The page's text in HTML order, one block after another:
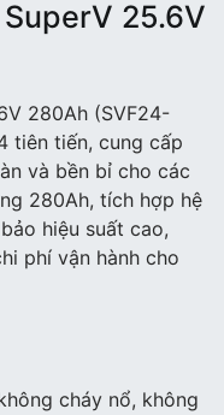
25.6V
280Ah (SVF24-
tiên tiến, cung cấp
và bền bỉ cho các
280Ah, tích hợp hệ
hiệu suất cao,
phí vận hành cho
cháy nổ, không